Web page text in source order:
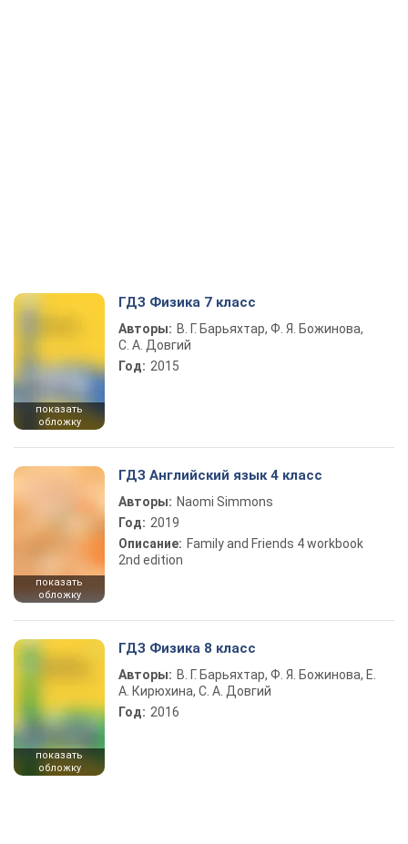
показать
обложку
ГДЗ Физика 7 класс
Авторы: В. Г. Барьяхтар, Ф. Я. Божинова,
С. А. Довгий
Год: 2015
показать
обложку
ГДЗ Английский язык 4 класс
Авторы: Naomi Simmons
Год: 2019
Описание: Family and Friends 4 workbook
2nd edition
показать
обложку
ГДЗ Физика 8 класс
Авторы: В. Г. Барьяхтар, Ф. Я. Божинова, Е.
А. Кирюхина, С. А. Довгий
Год: 2016